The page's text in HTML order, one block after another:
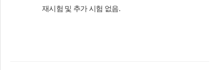
재시험 및 추가 시험 없음.